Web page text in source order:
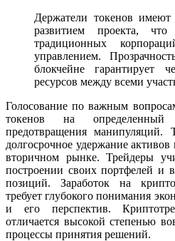
Держатели токенов
развитием проекта,
традиционных
управлением.
блокчейне гарантирует
ресурсов между всеми
Голосование по важным
токенов на
предотвращения манипуляций.
долгосрочное удержание
вторичном рынке. Трейдеры
построении своих портфелей и
позиций. Заработок на
требует глубокого понимания
и его перспектив.
отличается высокой степенью
процессы принятия решений.